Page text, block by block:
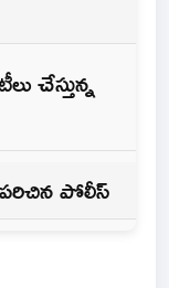
చేస్తున్న
పోలీస్